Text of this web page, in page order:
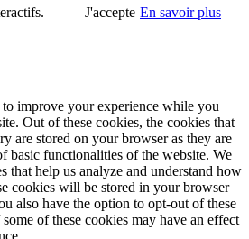
J'accepte En savoir plus
improve your experience while you
Out of these cookies, the cookies that
are stored on your browser as they are
basic functionalities of the website. We
that help us analyze and understand how
cookies will be stored in your browser
also have the option to opt-out of these
of these cookies may have an effect